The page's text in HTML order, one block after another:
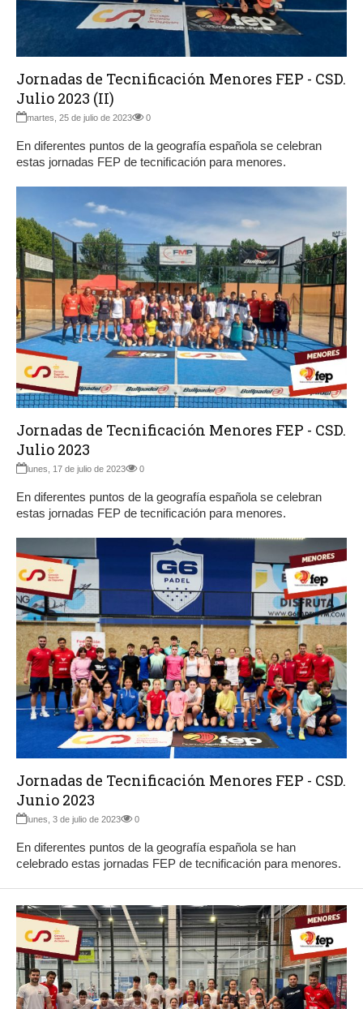
Jornadas de Tecnificación Menores FEP - CSD.
Julio 2023 (II)
martes, 25 de julio de 2023 0
En diferentes puntos de la geografía española se celebran
estas jornadas FEP de tecnificación para menores.
Jornadas de Tecnificación Menores FEP - CSD.
Julio 2023
lunes, 17 de julio de 2023 0
En diferentes puntos de la geografía española se celebran
estas jornadas FEP de tecnificación para menores.
Jornadas de Tecnificación Menores FEP - CSD.
Junio 2023
lunes, 3 de julio de 2023 0
En diferentes puntos de la geografía española se han
celebrado estas jornadas FEP de tecnificación para menores.